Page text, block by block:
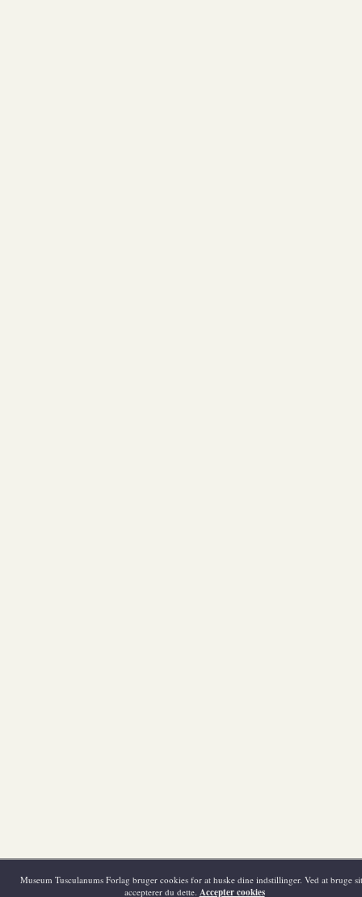
Museum Tusculanums Forlag bruger cookies for at huske dine indstillinger. Ved at bruge
accepterer du dette. Accepter cookies